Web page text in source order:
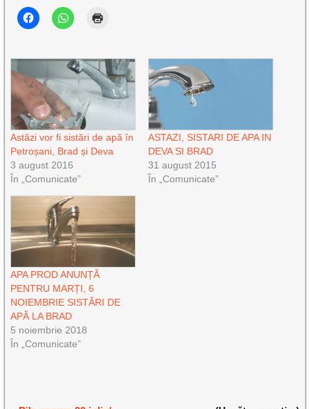
Astăzi vor fi sistări de apă în
Petroșani, Brad și Deva
3 august 2016
În „Comunicate”
ASTAZI, SISTARI DE APA IN
DEVA SI BRAD
31 august 2015
În „Comunicate”
APA PROD ANUNȚĂ
PENTRU MARȚI, 6
NOIEMBRIE SISTĂRI DE
APĂ LA BRAD
5 noiembrie 2018
În „Comunicate”